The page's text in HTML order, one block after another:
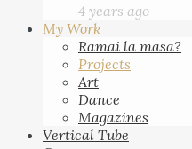
4 years ago
My Work
Ramai la masa?
Projects
Art
Dance
Magazines
Vertical Tube